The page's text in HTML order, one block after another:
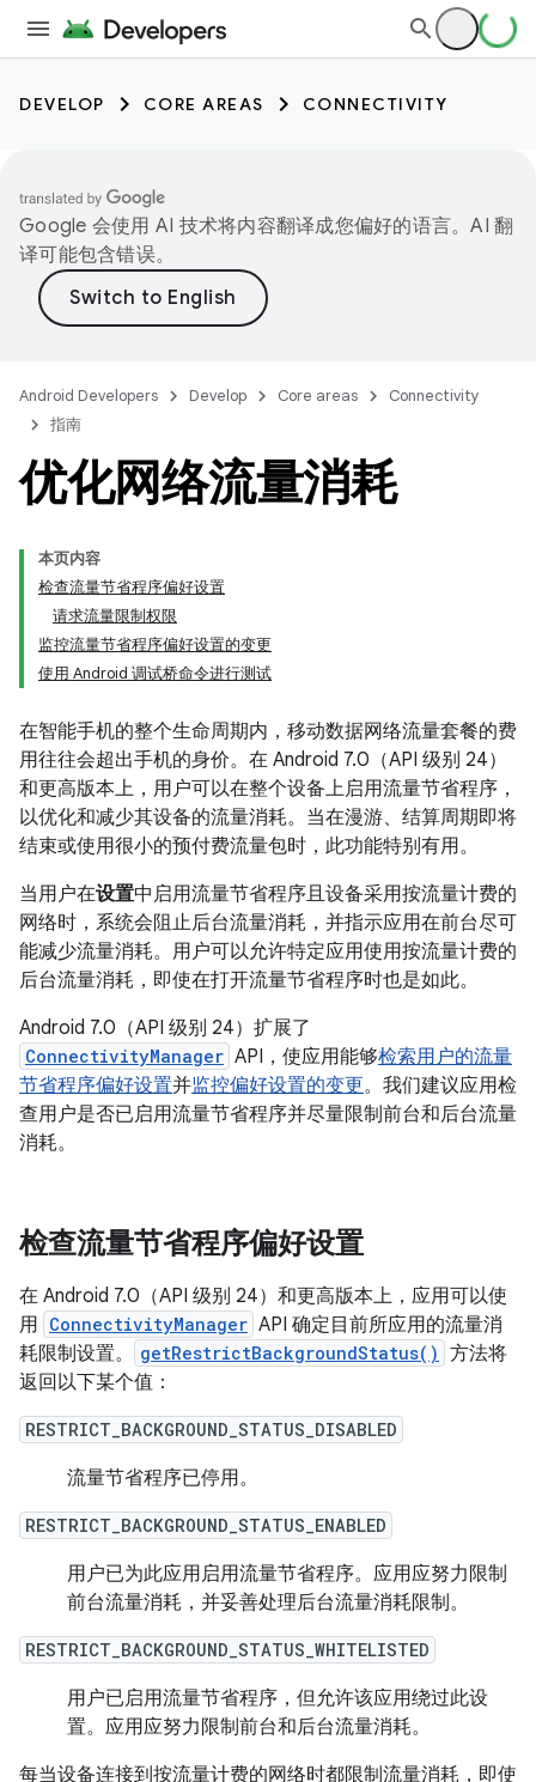
DEVELOP CORE AREAS CONNECTIVITY
Google 会使用 AI 技术将内容翻译成您偏好的语言。AI 翻
译可能包含错误。
Android Developers Develop Core areas
Connectivity
指南
优化网络流量消耗
本页内容
检查流量节省程序偏好设置
请求流量限制权限
监控流量节省程序偏好设置的变更
使用 Android 调试桥命令进行测试
在智能手机的整个生命周期内，移动数据网络流量套餐的费
用往往会超出手机的身价。在 Android 7.0（API 级别 24）
和更高版本上，用户可以在整个设备上启用流量节省程序，
以优化和减少其设备的流量消耗。当在漫游、结算周期即将
结束或使用很小的预付费流量包时，此功能特别有用。
当用户在设置中启用流量节省程序且设备采用按流量计费的
网络时，系统会阻止后台流量消耗，并指示应用在前台尽可
能减少流量消耗。用户可以允许特定应用使用按流量计费的
后台流量消耗，即使在打开流量节省程序时也是如此。
Android 7.0（API 级别 24）扩展了
ConnectivityManager API，使应用能够检索用户的流量
节省程序偏好设置并监控偏好设置的变更。我们建议应用检
查用户是否已启用流量节省程序并尽量限制前台和后台流量
消耗。
检查流量节省程序偏好设置
在 Android 7.0（API 级别 24）和更高版本上，应用可以使
用 ConnectivityManager API 确定目前所应用的流量消
耗限制设置。
getRestrictBackgroundStatus() 方法将
返回以下某个值：
RESTRICT_BACKGROUND_STATUS_DISABLED
流量节省程序已停用。
RESTRICT_BACKGROUND_STATUS_ENABLED
用户已为此应用启用流量节省程序。应用应努力限制
前台流量消耗，并妥善处理后台流量消耗限制。
RESTRICT_BACKGROUND_STATUS_WHITELISTED
用户已启用流量节省程序，但允许该应用绕过此设
置。应用应努力限制前台和后台流量消耗。
每当设备连接到按流量计费的网络时都限制流量消耗，即使